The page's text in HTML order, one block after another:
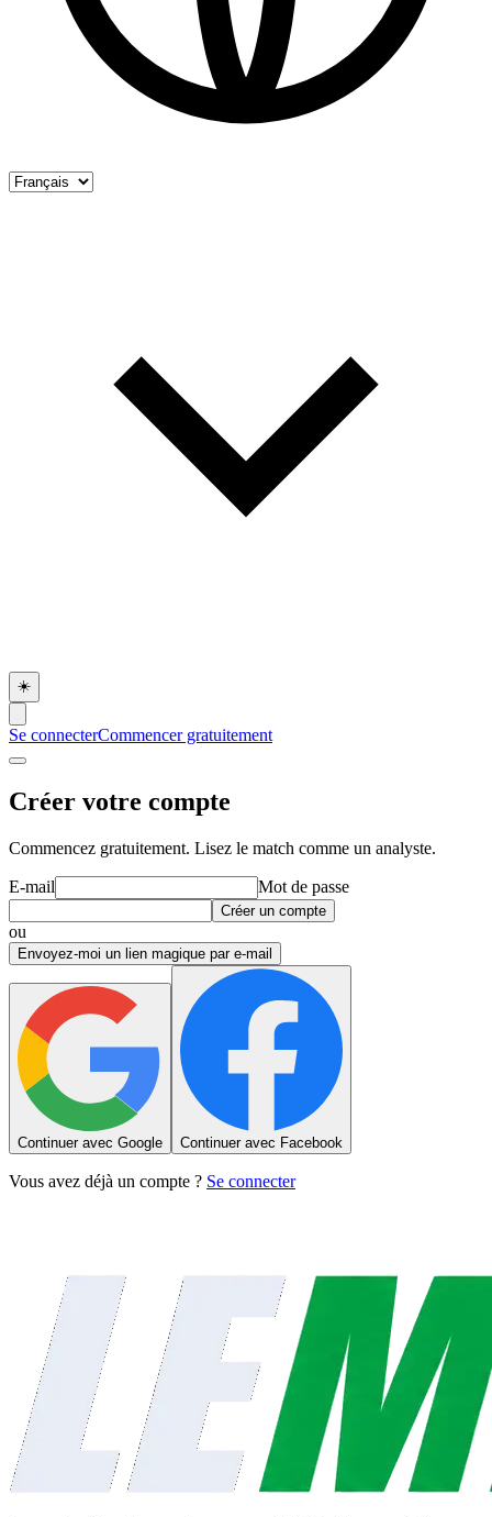
☀️
Se connecterCommencer gratuitement
Créer votre compte
Commencez gratuitement. Lisez le match comme un analyste.
E-mail Mot de passe
Créer un compte
ou
Envoyez-moi un lien magique par e-mail
Continuer avec Google Continuer avec Facebook
Vous avez déjà un compte ? Se connecter